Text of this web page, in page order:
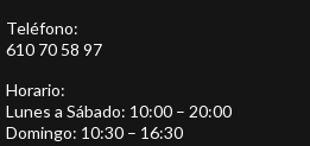
Teléfono:
610 70 58 97
Horario:
Lunes a Sábado: 10:00 – 20:00
Domingo: 10:30 – 16:30